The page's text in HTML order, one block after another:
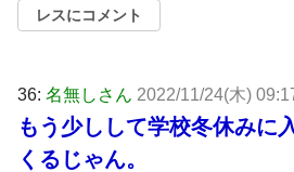
レスにコメント
36: 名無しさん 2022/11/24(木)
もう少しして学校冬休みに
くるじゃん。